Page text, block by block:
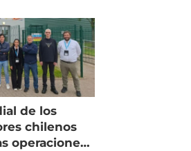
de los
chilenos
operaciones